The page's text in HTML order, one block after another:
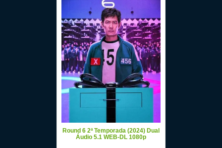
Round 6 2ª Temporada (2024) Dual
Áudio 5.1 WEB-DL 1080p